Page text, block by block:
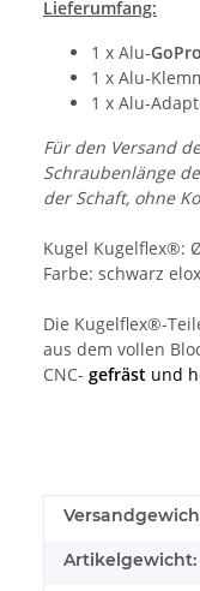
Lieferumfang:
1 x Alu-
1 x Alu-
1 x Alu-
Für den Versand
Schraubenlänge
der Schaft, ohne
Kugel Kugelflex®:
Farbe: schwarz
Die Kugelflex®-
aus dem vollen
CNC- gefräst und
Artikelgewicht: